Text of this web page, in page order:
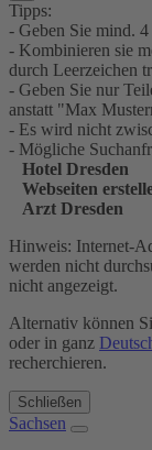
Tipps:
- Geben Sie mind.
- Kombinieren sie
durch Leerzeichen
- Geben Sie nur
anstatt "Max
- Es wird nicht
- Mögliche
Hotel Dresden
Webseiten
Arzt Dresden
Hinweis: Internet-
werden nicht
nicht angezeigt.
Alternativ können
oder in ganz
recherchieren.
Schließen
Sachsen